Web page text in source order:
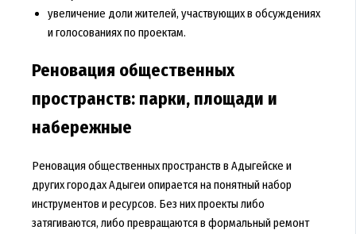
увеличение доли жителей, участвующих в обсуждениях
и голосованиях по проектам.
Реновация общественных
пространств: парки, площади и
набережные
Реновация общественных пространств в Адыгейске и
других городах Адыгеи опирается на понятный набор
инструментов и ресурсов. Без них проекты либо
затягиваются, либо превращаются в формальный ремонт